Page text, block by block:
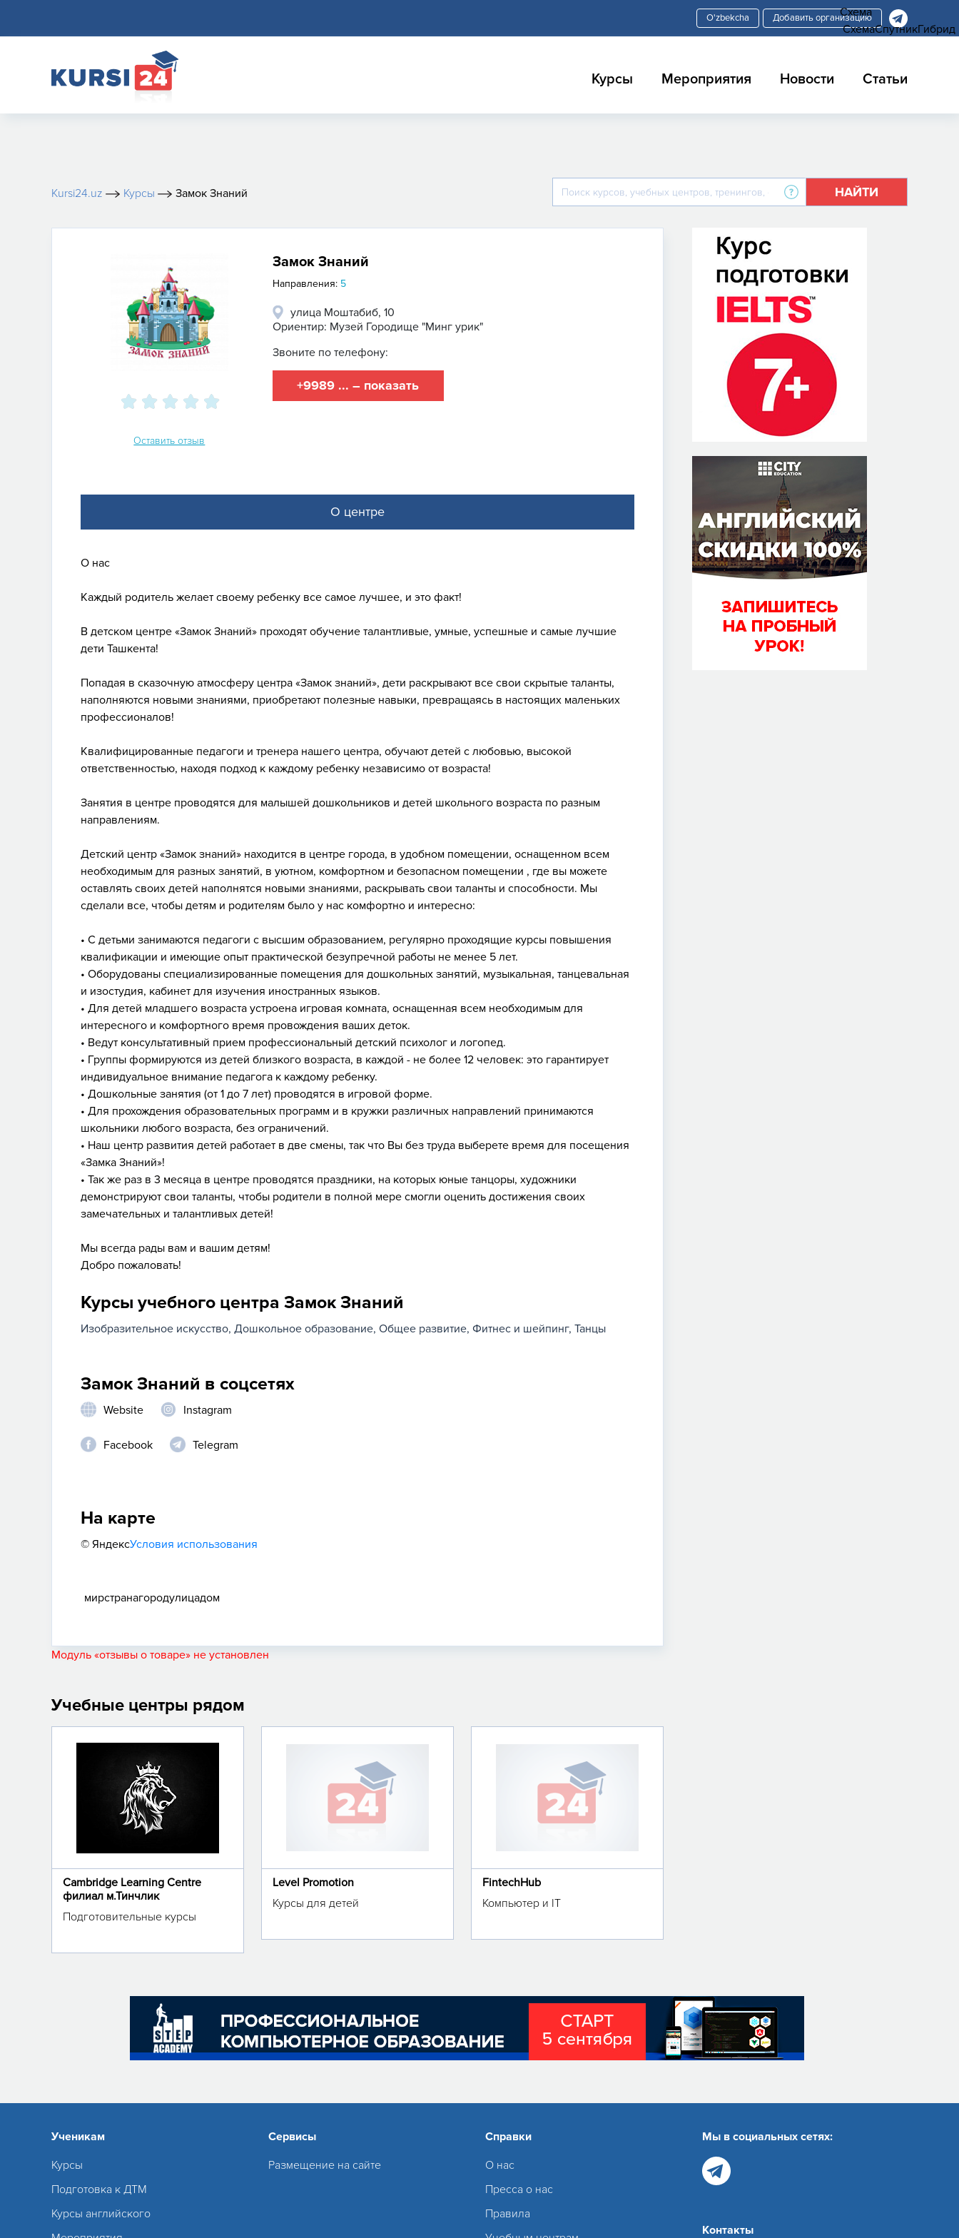
Добавить организацию
Курсы Мероприятия Новости Статьи
Kursi24.uz Курсы Замок Знаний НАЙТИ
Оставить отзыв
Замок Знаний
Направления: 5
улица Моштабиб, 10
Ориентир: Музей Городище "Минг урик"
Звоните по телефону:
+9989 ... – показать
О центре
О нас
Каждый родитель желает своему ребенку все самое лучшее, и это факт!
В детском центре «Замок Знаний» проходят обучение талантливые, умные, успешные и самые лучшие
дети Ташкента!
Попадая в сказочную атмосферу центра «Замок знаний», дети раскрывают все свои скрытые таланты,
наполняются новыми знаниями, приобретают полезные навыки, превращаясь в настоящих маленьких
профессионалов!
Квалифицированные педагоги и тренера нашего центра, обучают детей с любовью, высокой
ответственностью, находя подход к каждому ребенку независимо от возраста!
Занятия в центре проводятся для малышей дошкольников и детей школьного возраста по разным
направлениям.
Детский центр «Замок знаний» находится в центре города, в удобном помещении, оснащенном всем
необходимым для разных занятий, в уютном, комфортном и безопасном помещении , где вы можете
оставлять своих детей наполнятся новыми знаниями, раскрывать свои таланты и способности. Мы
сделали все, чтобы детям и родителям было у нас комфортно и интересно:
• С детьми занимаются педагоги с высшим образованием, регулярно проходящие курсы повышения
квалификации и имеющие опыт практической безупречной работы не менее 5 лет.
• Оборудованы специализированные помещения для дошкольных занятий, музыкальная, танцевальная
и изостудия, кабинет для изучения иностранных языков.
• Для детей младшего возраста устроена игровая комната, оснащенная всем необходимым для
интересного и комфортного время провождения ваших деток.
• Ведут консультативный прием профессиональный детский психолог и логопед.
• Группы формируются из детей близкого возраста, в каждой - не более 12 человек: это гарантирует
индивидуальное внимание педагога к каждому ребенку.
• Дошкольные занятия (от 1 до 7 лет) проводятся в игровой форме.
• Для прохождения образовательных программ и в кружки различных направлений принимаются
школьники любого возраста, без ограничений.
• Наш центр развития детей работает в две смены, так что Вы без труда выберете время для посещения
«Замка Знаний»!
• Так же раз в 3 месяца в центре проводятся праздники, на которых юные танцоры, художники
демонстрируют свои таланты, чтобы родители в полной мере смогли оценить достижения своих
замечательных и талантливых детей!
Мы всегда рады вам и вашим детям!
Добро пожаловать!
Курсы учебного центра Замок Знаний
Изобразительное искусство Дошкольное образование Общее развитие Фитнес и шейпинг Танцы
Замок Знаний в соцсетях
Website Instagram
Facebook Telegram
На карте
© ЯндексУсловия использования
Схема
СхемаСпутникГибрид
мирстранагородулицадом
Модуль «отзывы о товаре» не установлен
Учебные центры рядом
Cambridge Learning Centre
филиал м.Тинчлик
Подготовительные курсы
Level Promotion
Курсы для детей
FintechHub
Компьютер и IT
Ученикам
Курсы
Подготовка к ДТМ
Курсы английского
Сервисы
Размещение на сайте
Справки
О нас
Пресса о нас
Правила
Мы в социальных сетях:
Контакты